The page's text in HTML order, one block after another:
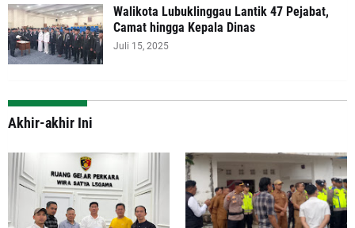
Walikota Lubuklinggau Lantik 47 Pejabat,
Camat hingga Kepala Dinas
Juli 15, 2025
Akhir-akhir Ini